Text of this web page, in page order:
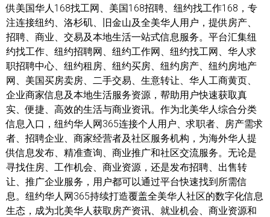
供美国华人168找工网、美国168招聘、纽约找工作168，专
注连接纽约、洛杉矶、旧金山及全美华人用户，提供房产、
招聘、商业、交易及本地生活一站式信息服务。平台汇集纽
约找工作、纽约招聘网、纽约工作网、纽约找工网、华人求
职招聘中心、纽约租房、纽约买房、纽约房产、纽约房地产
网、美国买房卖房、二手交易、生意转让、华人工商黄页、
企业商家信息及本地生活服务资源，帮助用户快速获取真
实、便捷、高效的生活与商业资讯。作为北美华人综合分类
信息入口，纽约华人网365连接个人用户、求职者、房产需求
者、招聘企业、商家经营者及社区服务机构，为海外华人提
供信息发布、精准查询、商业推广和社区交流服务。无论是
寻找住房、工作机会、商业资源，还是发布招聘、出售转
让、推广企业服务，用户都可以通过平台快速找到所需信
息。纽约华人网365持续打造覆盖全美华人社区的数字化信息
生态，成为北美华人获取房产资讯、就业机会、商业资源和